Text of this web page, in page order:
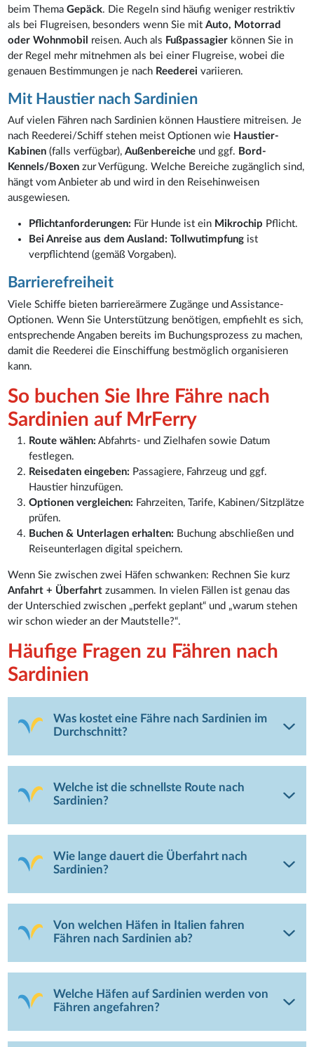
beim ThemaGepäck. Die Regeln sind häufig weniger restriktiv
als bei Flugreisen, besonders wenn Sie mitAuto, Motorrad
oder Wohnmobil
reisen. Auch als Fußpassagier können Sie in
der Regel mehr mitnehmen als bei einer Flugreise, wobei die
genauen Bestimmungen je nach Reederei variieren.
Mit Haustier nach Sardinien
Auf vielen Fähren nach Sardinien können Haustiere mitreisen. Je
nach Reederei/Schiff stehen meist Optionen wie Haustier-
Kabinen (falls verfügbar),Außenbereiche und ggf. Bord-
Kennels/Boxen zur Verfügung. Welche Bereiche zugänglich sind,
hängt vom Anbieter ab und wird in den Reisehinweisen
ausgewiesen.
Pflichtanforderungen: Für Hunde ist ein Mikrochip Pflicht.
Bei Anreise aus dem Ausland: Tollwutimpfung ist
verpflichtend (gemäß Vorgaben).
Barrierefreiheit
Viele Schiffe bieten barriereärmere Zugänge und Assistance-
Optionen. Wenn Sie Unterstützung benötigen, empfiehlt es sich,
entsprechende Angaben bereits im Buchungsprozess zu machen,
damit die Reederei die Einschiffung bestmöglich organisieren
kann.
So buchen Sie Ihre Fähre nach
Sardinien auf MrFerry
Route wählen: Abfahrts- und Zielhafen sowie Datum
festlegen.
Reisedaten eingeben: Passagiere, Fahrzeug und ggf.
Haustier hinzufügen.
Optionen vergleichen: Fahrzeiten, Tarife, Kabinen/Sitzplätze
prüfen.
Buchen & Unterlagen erhalten: Buchung abschließen und
Reiseunterlagen digital speichern.
Wenn Sie zwischen zwei Häfen schwanken: Rechnen Sie kurz
Anfahrt + Überfahrt zusammen. In vielen Fällen ist genau das
der Unterschied zwischen „perfekt geplant“ und „warum stehen
wir schon wieder an der Mautstelle?“.
Häufige Fragen zu Fähren nach
Sardinien
Was kostet eine Fähre nach Sardinien im
Durchschnitt?
Welche ist die schnellste Route nach
Sardinien?
Wie lange dauert die Überfahrt nach
Sardinien?
Von welchen Häfen in Italien fahren
Fähren nach Sardinien ab?
Welche Häfen auf Sardinien werden von
Fähren angefahren?